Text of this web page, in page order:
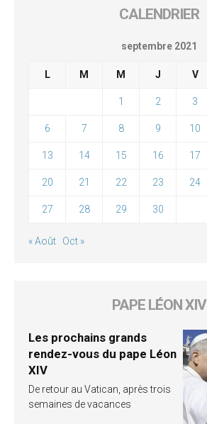
CALENDRIER
septembre 2021
L M M J V
1 2 3
6 7 8 9 10
13 14 15 16 17
20 21 22 23 24
27 28 29 30
« Août Oct »
PAPE LÉON XIV
Les prochains grands
rendez-vous du pape Léon
XIV
De retour au Vatican, après trois
semaines de vacances